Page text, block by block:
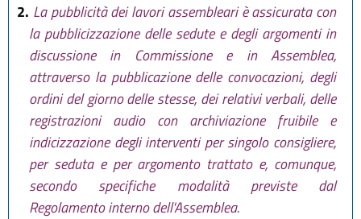
2. La pubblicità dei lavori assembleari è assicurata con
la pubblicizzazione delle sedute e degli argomenti in
discussione in Commissione e in Assemblea,
attraverso la pubblicazione delle convocazioni, degli
ordini del giorno delle stesse, dei relativi verbali, delle
registrazioni audio con archiviazione fruibile e
indicizzazione degli interventi per singolo consigliere,
per seduta e per argomento trattato e, comunque,
secondo specifiche modalità previste dal
Regolamento interno dell'Assemblea.